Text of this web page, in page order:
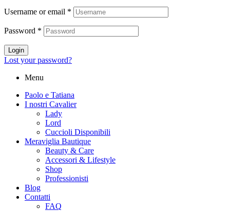
Username or email *
Password *
Login
Lost your password?
Menu
Paolo e Tatiana
I nostri Cavalier
Lady
Lord
Cuccioli Disponibili
Meraviglia Bautique
Beauty & Care
Accessori & Lifestyle
Shop
Professionisti
Blog
Contatti
FAQ